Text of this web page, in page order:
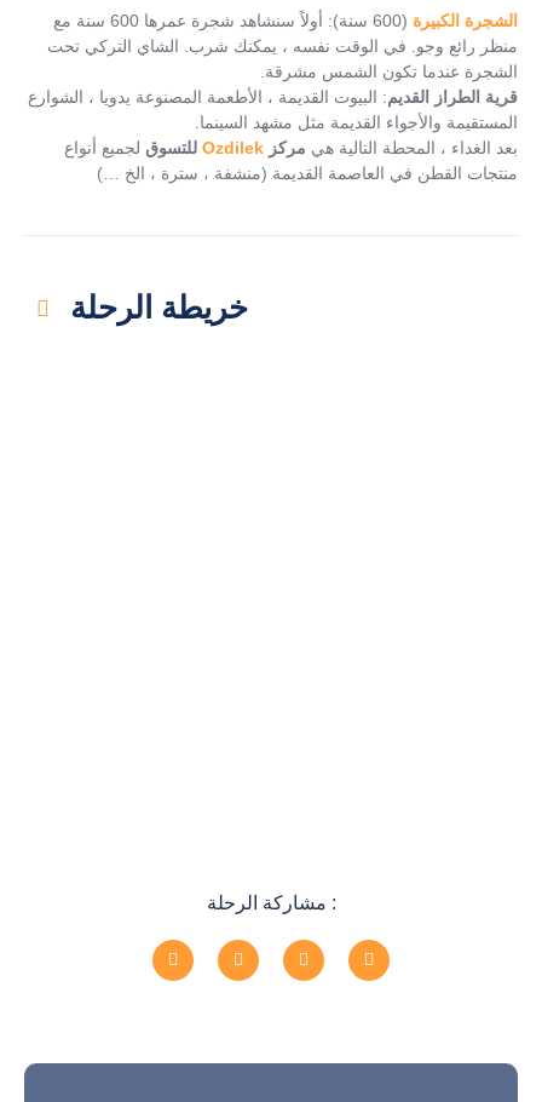
الشجرة الكبيرة
(600 سنة): أولاً سنشاهد شجرة عمرها 600 سنة مع
منظر رائع وجو. في الوقت نفسه ، يمكنك شرب. الشاي التركي تحت
الشجرة عندما تكون الشمس مشرقة.
قرية الطراز القديم: البيوت القديمة ، الأطعمة المصنوعة يدويا ، الشوارع
المستقيمة والأجواء القديمة مثل مشهد السينما.
بعد الغداء ، المحطة التالية هي مركز Ozdilek للتسوق لجميع أنواع
منتجات القطن في العاصمة القديمة (منشفة ، سترة ، الخ …)
خريطة الرحلة
مشاركة الرحلة :